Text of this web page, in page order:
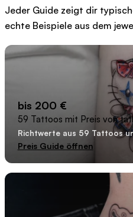
Jeder Guide zeigt dir
echte Beispiele aus dem
bis 200 €
59 Tattoos mit Preis von
Richtwerte aus 59 Tattoos
Preis Guide öffnen